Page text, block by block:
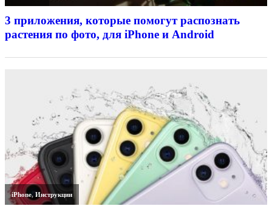
3 приложения, которые помогут распознать
растения по фото, для iPhone и Android
iPhone,Инструкции